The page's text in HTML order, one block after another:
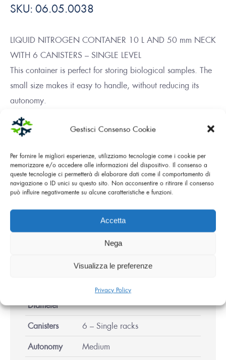
Gestisci Consenso Cookie
Per fornire le migliori esperienze, utilizziamo tecnologie come i cookie per
memorizzare e/o accedere alle informazioni del dispositivo. Il consenso a
queste tecnologie ci permetterà di elaborare dati come il comportamento di
navigazione o ID unici su questo sito. Non acconsentire o ritirare il consenso
può influire negativamente su alcune caratteristiche e funzioni.
Accetta
Nega
Visualizza le preferenze
Privacy Policy
SKU: 06.05.0038
LIQUID NITROGEN CONTANER 10 L AND 50 mm NECK
WITH 6 CANISTERS – SINGLE LEVEL
This container is perfect for storing biological samples. The
small size makes it easy to handle, without reducing its
autonomy.
Main
Features
10 Liters
Diameter
Canisters
6 – Single racks
Autonomy
Medium